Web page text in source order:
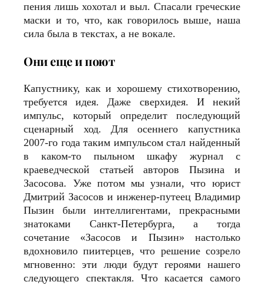
пения лишь хохотал и выл. Спасали греческие
маски и то, что, как говорилось выше, наша
сила была в текстах, а не вокале.
Они еще и поют
Капустнику, как и хорошему стихотворению,
требуется идея. Даже сверхидея. И некий
импульс, который определит последующий
сценарный ход. Для осеннего капустника
2007-го года таким импульсом стал найденный
в каком-то пыльном шкафу журнал с
краеведческой статьей авторов Пызина и
Засосова. Уже потом мы узнали, что юрист
Дмитрий Засосов и инженер-путеец Владимир
Пызин были интеллигентами, прекрасными
знатоками Санкт-Петербурга, а тогда
сочетание «Засосов и Пызин» настолько
вдохновило пиитерцев, что решение созрело
мгновенно: эти люди будут героями нашего
следующего спектакля. Что касается самого